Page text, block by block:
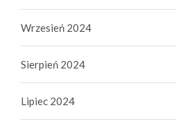
Wrzesień 2024
Sierpień 2024
Lipiec 2024